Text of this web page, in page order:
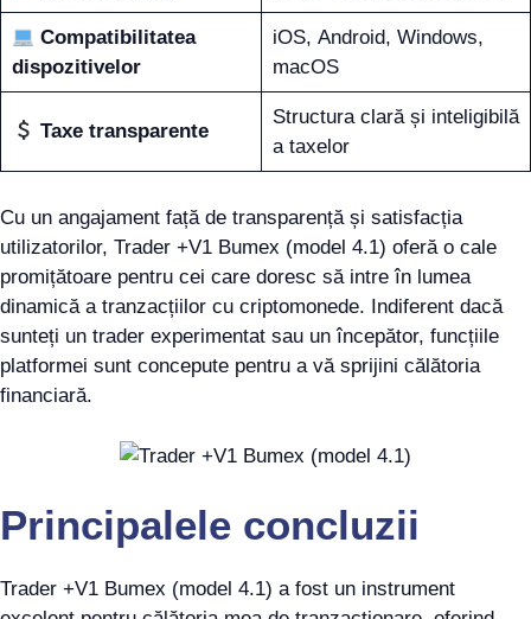
Compatibilitatea
dispozitivelor
iOS, Android, Windows,
macOS
Taxe transparente
Structura clară și inteligibilă
a taxelor
Cu un angajament față de transparență și satisfacția
utilizatorilor, Trader +V1 Bumex (model 4.1) oferă o cale
promițătoare pentru cei care doresc să intre în lumea
dinamică a tranzacțiilor cu criptomonede. Indiferent dacă
sunteți un trader experimentat sau un începător, funcțiile
platformei sunt concepute pentru a vă sprijini călătoria
financiară.
Principalele concluzii
Trader +V1 Bumex (model 4.1) a fost un instrument